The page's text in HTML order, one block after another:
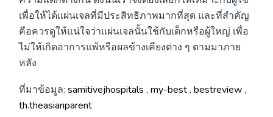
เพื่อให้ได้แผ่นเจลที่มีประสิทธิภาพมากที่สุด และที่สำคัญ
คือควรดูให้แน่ใจว่าแผ่นเจลนั้นใช้กับเด็กหรือผู้ใหญ่ เพื่อ
ไม่ให้เกิดอาการแพ้หรือผลข้างเคียงต่าง ๆ ตามมาภาย
หลัง
ที่มาข้อมูล: samitivejhospitals , my-best, bestreview,
th.theasianparent